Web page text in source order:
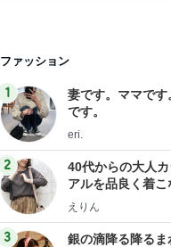
ファッション
1
妻です。ママです
です。
eri.
2
40代からの大人
アルを品良く着こ
ファッションブロ
えりん
3
銀の滴降る降るま